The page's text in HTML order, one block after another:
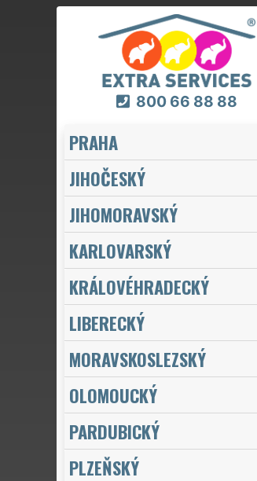
800 66 88 88
PRAHA
JIHOČESKÝ
JIHOMORAVSKÝ
KARLOVARSKÝ
KRÁLOVÉHRADECKÝ
LIBERECKÝ
MORAVSKOSLEZSKÝ
OLOMOUCKÝ
PARDUBICKÝ
PLZEŇSKÝ